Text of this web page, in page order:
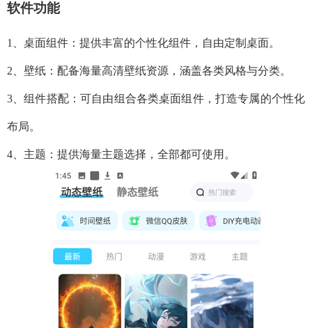
软件功能
1、桌面组件：提供丰富的个性化组件，自由定制桌面。
2、壁纸：配备海量高清壁纸资源，涵盖各类风格与分类。
3、组件搭配：可自由组合各类桌面组件，打造专属的个性化
布局。
4、主题：提供海量主题选择，全部都可使用。